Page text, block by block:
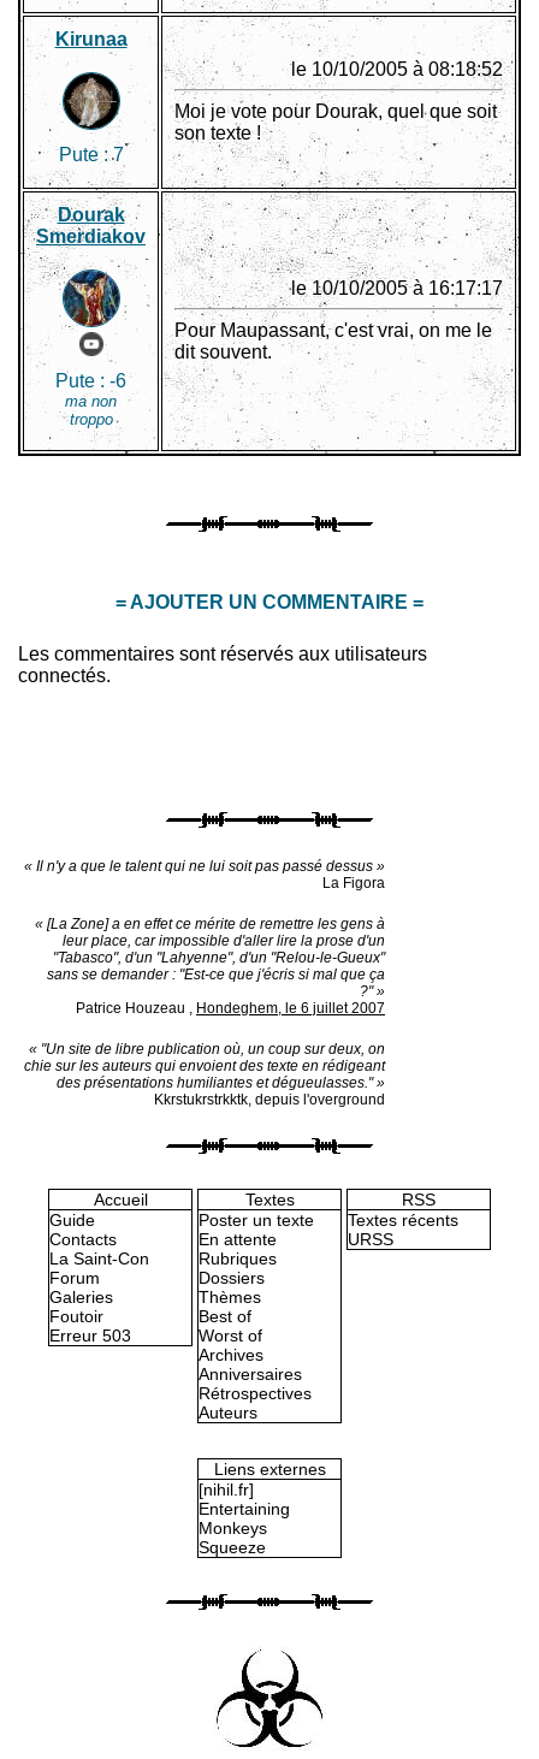
Kirunaa
Pute :7
le 10/10/2005 à 08:18:52
Moi je vote pour Dourak, quel que soit
son texte !
Dourak
Smerdiakov
Pute : -6
ma non
troppo
le 10/10/2005 à 16:17:17
Pour Maupassant, c'est vrai, on me le
dit souvent.
= AJOUTER UN COMMENTAIRE =
Les commentaires sont réservés aux utilisateurs
connectés.
« Il n'y a que le talent qui ne lui soit pas passé dessus »
La Figora
« [La Zone] a en effet ce mérite de remettre les gens à
leur place, car impossible d'aller lire la prose d'un
"Tabasco", d'un "Lahyenne", d'un "Relou-le-Gueux"
sans se demander : "Est-ce que j'écris si mal que ça
?" »
Patrice Houzeau , Hondeghem, le 6 juillet 2007
« "Un site de libre publication où, un coup sur deux, on
chie sur les auteurs qui envoient des texte en rédigeant
des présentations humiliantes et dégueulasses." »
Kkrstukrstrkktk, depuis l'overground
Accueil
Guide
Contacts
La Saint-Con
Forum
Galeries
Foutoir
Erreur 503
Textes
Poster un texte
En attente
Rubriques
Dossiers
Thèmes
Best of
Worst of
Archives
Anniversaires
Rétrospectives
Auteurs
RSS
Textes récents
URSS
Liens externes
[nihil.fr]
Entertaining
Monkeys
Squeeze